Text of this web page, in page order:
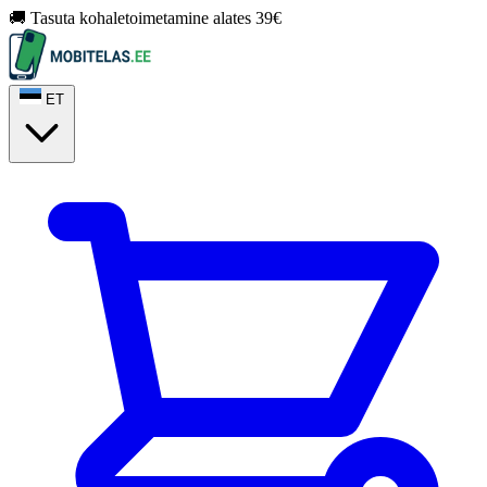
🚚 Tasuta kohaletoimetamine alates 39€
ET